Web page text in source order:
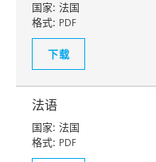
国家: 法国
格式: PDF
下载
法语
国家: 法国
格式: PDF